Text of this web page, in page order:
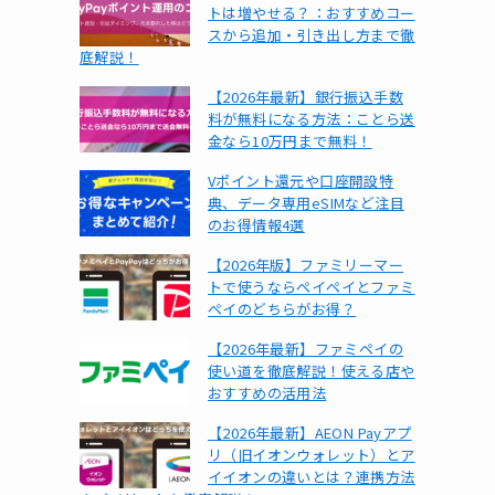
トは増やせる？：おすすめコー
スから追加・引き出し方まで徹
底解説！
【2026年最新】銀行振込手数
料が無料になる方法：ことら送
金なら10万円まで無料！
Vポイント還元や口座開設特
典、データ専用eSIMなど注目
のお得情報4選
【2026年版】ファミリーマー
トで使うならペイペイとファミ
ペイのどちらがお得？
【2026年最新】ファミペイの
使い道を徹底解説！使える店や
おすすめの活用法
【2026年最新】AEON Payアプ
リ（旧イオンウォレット）とア
イイオンの違いとは？連携方法